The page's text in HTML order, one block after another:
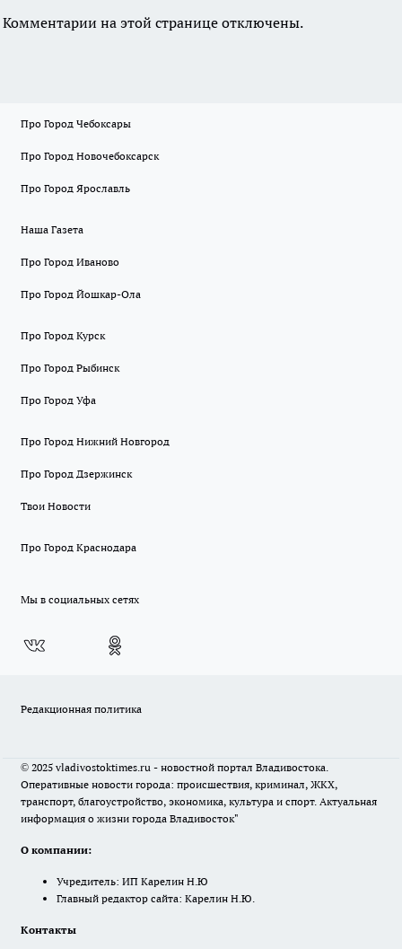
Комментарии на этой странице отключены.
Про Город Чебоксары
Про Город Новочебоксарск
Про Город Ярославль
Наша Газета
Про Город Иваново
Про Город Йошкар-Ола
Про Город Курск
Про Город Рыбинск
Про Город Уфа
Про Город Нижний Новгород
Про Город Дзержинск
Твои Новости
Про Город Краснодара
Мы в социальных сетях
Редакционная политика
© 2025 vladivostoktimes.ru - новостной портал Владивостока.
Оперативные новости города: происшествия, криминал, ЖКХ,
транспорт, благоустройство, экономика, культура и спорт. Актуальная
информация о жизни города Владивосток"
О компании:
Учредитель: ИП Карелин Н.Ю
Главный редактор сайта: Карелин Н.Ю.
Контакты